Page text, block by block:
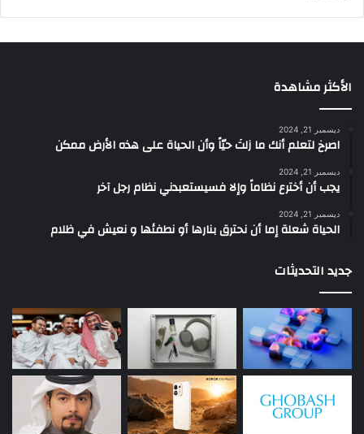
الأكثر مشاهدة
ديسمبر 21, 2024
‫اصرخ لتعلم أنك ما زلتَ حيّاً وأن الحياة على هذه الأرض ممكن
ديسمبر 21, 2024
يجب أن أخترع نظاماً وإلا فسيستعبدني نظام رجل آخر
ديسمبر 21, 2024
الحياة شعلة إما أن نحترق بنارها أو نطفئها و نعيش في ظلام
جديد التحديثات